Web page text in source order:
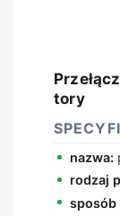
tory
nazwa:
rodzaj
sposób